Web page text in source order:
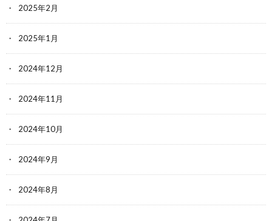
2025年2月
2025年1月
2024年12月
2024年11月
2024年10月
2024年9月
2024年8月